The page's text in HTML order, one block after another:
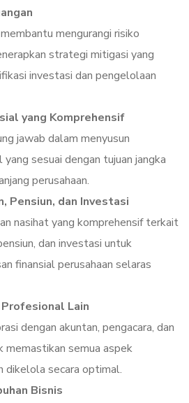
mengurangi risiko
strategi mitigasi yang
investasi dan pengelolaan
yang Komprehensif
jawab dalam menyusun
yang sesuai dengan tujuan jangka
perusahaan.
Pensiun, dan Investasi
nasihat yang komprehensif terkait
dan investasi untuk
finansial perusahaan selaras
Lain
dengan akuntan, pengacara, dan
memastikan semua aspek
dikelola secara optimal.
Bisnis